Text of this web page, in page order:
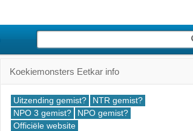
Koekiemonsters Eetkar info
Uitzending gemist?
NTR gemist?
NPO 3 gemist?
NPO gemist?
Officiële website